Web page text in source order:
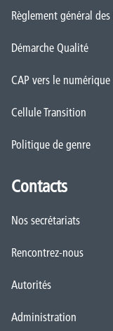
Règlement général des
Démarche Qualité
CAP vers le numérique
Cellule Transition
Politique de genre
Contacts
Nos secrétariats
Rencontrez-nous
Autorités
Administration